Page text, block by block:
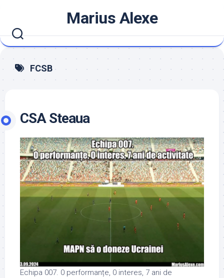
content
Marius Alexe
FCSB
CSA Steaua
Echipa 007. 0 performanțe, 0 interes, 7 ani de